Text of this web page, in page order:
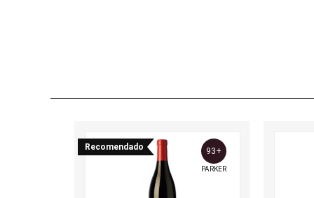
Recomendado 93+
PARKER